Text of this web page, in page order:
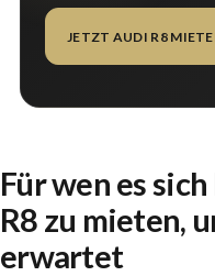
JETZT AUDI R8
Für wen es
R8 zu mieten,
erwartet